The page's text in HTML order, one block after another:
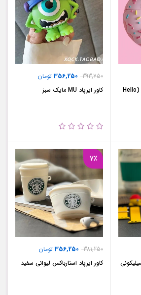
کاور ایرپاد دونات هلو کیتی (Hello
393,750
356,250 تومان
کاور ایرپاد MU مایک سبز
7٪
381,250
356,250 تومان
کاور ایرپاد استارباکس لیوانی سفید